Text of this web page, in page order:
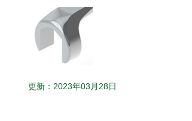
更新：2023年03月28日